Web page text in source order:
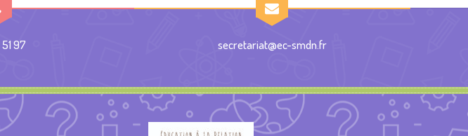
97 secretariat@ec-smdn.fr